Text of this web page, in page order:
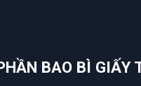
BAO BÌ GIẤY